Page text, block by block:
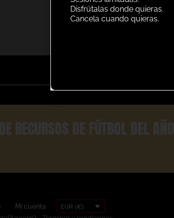
RECURSOS DE FÚTBOL DEL AÑO
Mi cuenta EUR (€)
Disfrútalas donde quieras.
Cancela cuando quieras.